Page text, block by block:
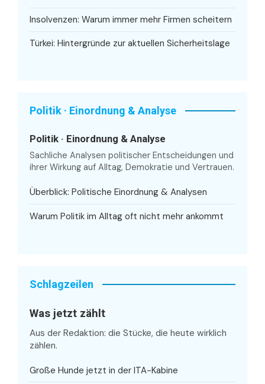
Insolvenzen: Warum immer mehr Firmen scheitern
Türkei: Hintergründe zur aktuellen Sicherheitslage
Politik · Einordnung & Analyse
Politik · Einordnung & Analyse
Sachliche Analysen politischer Entscheidungen und
ihrer Wirkung auf Alltag, Demokratie und Vertrauen.
Überblick: Politische Einordnung & Analysen
Warum Politik im Alltag oft nicht mehr ankommt
Schlagzeilen
Was jetzt zählt
Aus der Redaktion: die Stücke, die heute wirklich
zählen.
Große Hunde jetzt in der ITA-Kabine